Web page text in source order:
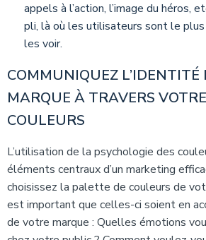
appels à l’action, l’image du héros,
pli, là où les utilisateurs sont le
les voir.
COMMUNIQUEZ L’IDENTITÉ
MARQUE À TRAVERS
COULEURS
L’utilisation de la psychologie des
éléments centraux d’un marketing
choisissez la palette de couleurs de
est important que celles-ci soient en
de votre marque : Quelles émotions